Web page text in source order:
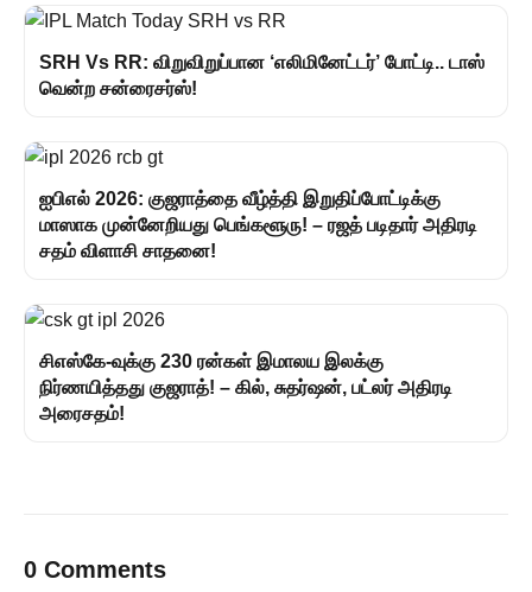
SRH Vs RR: விறுவிறுப்பான ‘எலிமினேட்டர்’ போட்டி.. டாஸ்
வென்ற சன்ரைசர்ஸ்!
ஐபிஎல் 2026: குஜராத்தை வீழ்த்தி இறுதிப்போட்டிக்கு
மாஸாக முன்னேறியது பெங்களூரு! – ரஜத் படிதார் அதிரடி
சதம் விளாசி சாதனை!
சிஎஸ்கே-வுக்கு 230 ரன்கள் இமாலய இலக்கு
நிர்ணயித்தது குஜராத்! – கில், சுதர்ஷன், பட்லர் அதிரடி
அரைசதம்!
0 Comments